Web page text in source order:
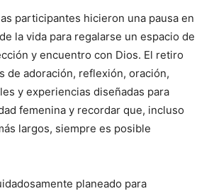
participantes hicieron una pausa en
la vida para regalarse un espacio de
y encuentro con Dios. El retiro
de adoración, reflexión, oración,
y experiencias diseñadas para
femenina y recordar que, incluso
largos, siempre es posible
planeado para